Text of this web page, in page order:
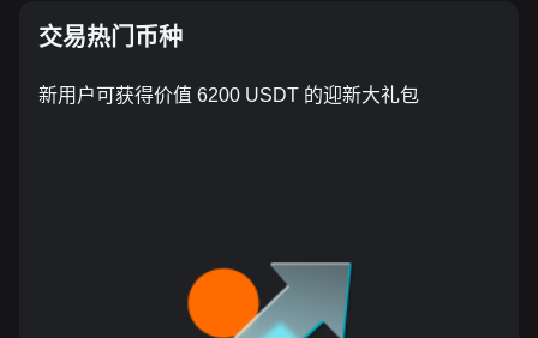
交易热门币种
新用户可获得价值 6200 USDT 的迎新大礼包